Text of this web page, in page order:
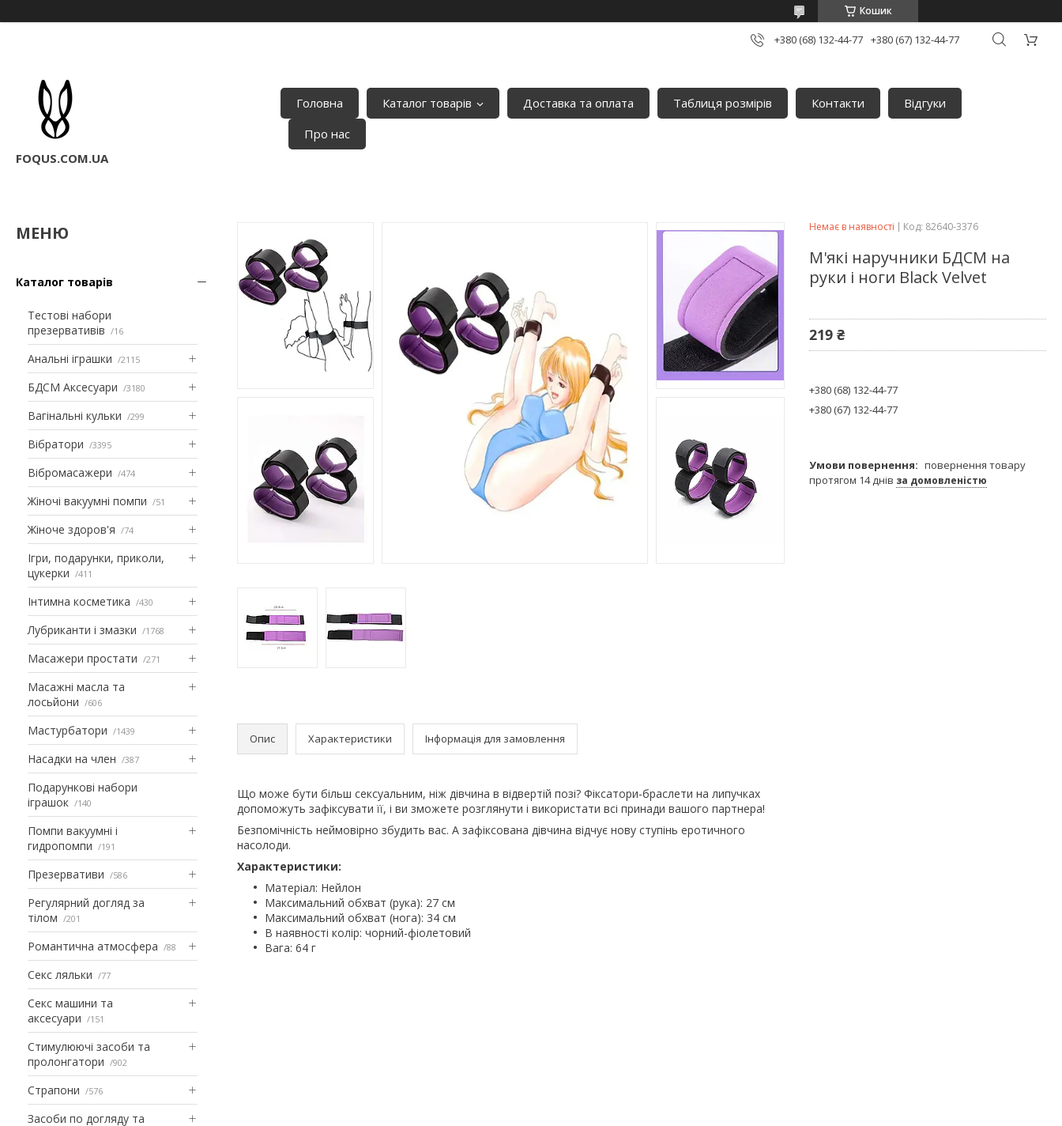
Кошик
+380 (68) 132-44-77 +380 (67) 132-44-77
FOQUS.COM.UA
Головна Каталог товарів Доставка та оплата Таблиця розмірів Контакти
Відгуки
Про нас
Каталог товарів
Тестові набори
презервативів
16
Анальні іграшки 2115
БДСМ Аксесуари 3180
Вагінальні кульки 299
Вібратори 3395
Вібромасажери 474
Жіночі вакуумні помпи 51
Жіноче здоров'я 74
Ігри, подарунки, приколи,
цукерки
411
Інтимна косметика 430
Лубриканти і змазки 1768
Масажери простати 271
Масажні масла та
лосьйони
606
Мастурбатори 1439
Насадки на член 387
Подарункові набори
іграшок
140
Помпи вакуумні і
гидропомпи
191
Презервативи 586
Регулярний догляд за
тілом
201
Романтична атмосфера 88
Секс ляльки 77
Секс машини та
аксесуари
151
Стимулюючі засоби та
пролонгатори
902
Страпони 576
Засоби по догляду та
Опис Характеристики Інформація для замовлення
Що може бути більш сексуальним, ніж дівчина в відвертій позі? Фіксатори-браслети на липучках
допоможуть зафіксувати її, і ви зможете розглянути і використати всі принади вашого партнера!
Безпомічність неймовірно збудить вас. А зафіксована дівчина відчує нову ступінь еротичного
насолоди.
Характеристики:
Матеріал: Нейлон
Максимальний обхват (рука): 27 см
Максимальний обхват (нога): 34 см
В наявності колір: чорний-фіолетовий
Вага: 64 г
Немає в наявності Код: 82640-3376
М'які наручники БДСМ на
руки і ноги Black Velvet
219 ₴
+380 (68) 132-44-77
+380 (67) 132-44-77
повернення товару
протягом 14 днів за домовленістю